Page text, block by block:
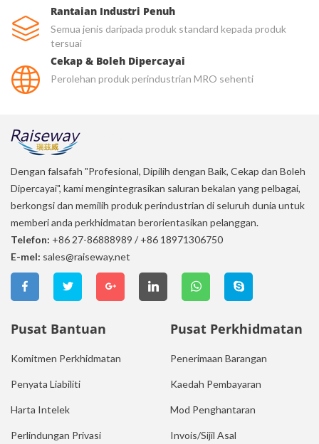
Rantaian Industri Penuh
Semua jenis daripada produk standard kepada produk
tersuai
Cekap & Boleh Dipercayai
Perolehan produk perindustrian MRO sehenti
Dengan falsafah "Profesional, Dipilih dengan Baik, Cekap dan Boleh
Dipercayai", kami mengintegrasikan saluran bekalan yang pelbagai,
berkongsi dan memilih produk perindustrian di seluruh dunia untuk
memberi anda perkhidmatan berorientasikan pelanggan.
Telefon: +86 27-86888989 / +86 18971306750
E-mel: sales@raiseway.net
Pusat Bantuan
Komitmen Perkhidmatan
Penyata Liabiliti
Harta Intelek
Perlindungan Privasi
Pusat Perkhidmatan
Penerimaan Barangan
Kaedah Pembayaran
Mod Penghantaran
Invois/Sijil Asal